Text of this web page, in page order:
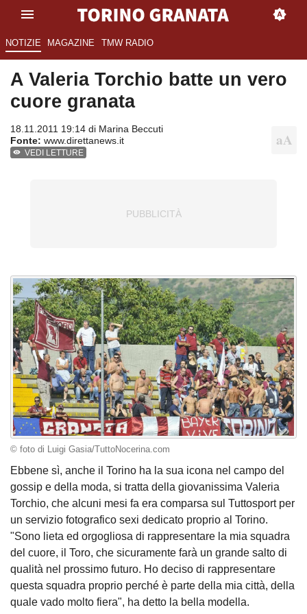
NOTIZIE MAGAZINE TMW RADIO
A Valeria Torchio batte un vero
cuore granata
18.11.2011 19:14 di Marina Beccuti
Fonte: www.direttanews.it
VEDI LETTURE
© foto di Luigi Gasia/TuttoNocerina.com
Ebbene sì, anche il Torino ha la sua icona nel campo del
gossip e della moda, si tratta della giovanissima Valeria
Torchio, che alcuni mesi fa era comparsa sul Tuttosport per
un servizio fotografico sexi dedicato proprio al Torino.
"Sono lieta ed orgogliosa di rappresentare la mia squadra
del cuore, il Toro, che sicuramente farà un grande salto di
qualità nel prossimo futuro. Ho deciso di rappresentare
questa squadra proprio perché è parte della mia città, della
quale vado molto fiera", ha detto la bella modella.